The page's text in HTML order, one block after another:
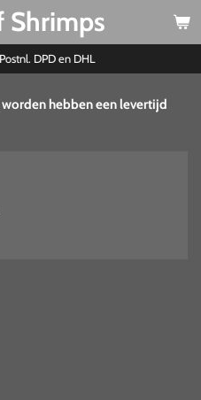
Shrimps
en DHL
hebben een levertijd